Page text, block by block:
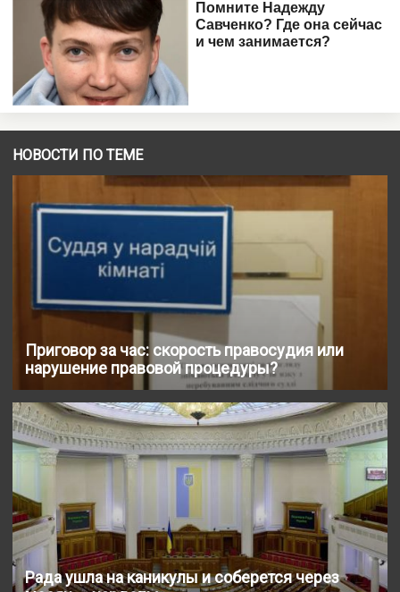
НОВОСТИ ПО ТЕМЕ
Приговор за час: скорость правосудия или
нарушение правовой процедуры?
Рада ушла на каникулы и соберется через